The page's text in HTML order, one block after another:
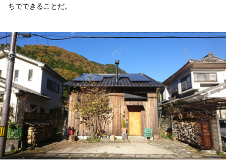
ちでできることだ。